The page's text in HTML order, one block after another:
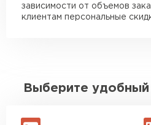
зависимости от объемов
клиентам персональные
Выберите